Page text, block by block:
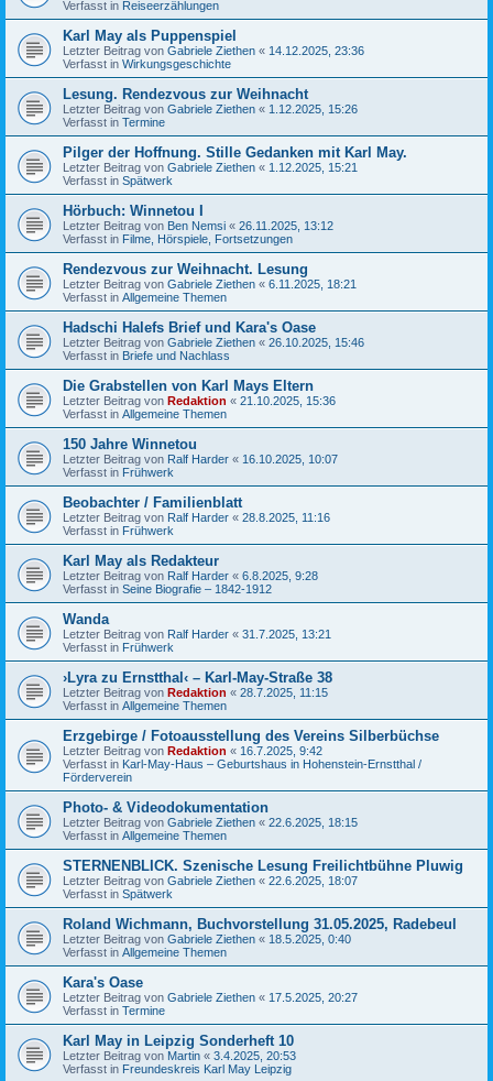
Verfasst in Reiseerzählungen
Karl May als Puppenspiel
Letzter Beitrag von Gabriele Ziethen « 14.12.2025, 23:36
Verfasst in Wirkungsgeschichte
Lesung. Rendezvous zur Weihnacht
Letzter Beitrag von Gabriele Ziethen « 1.12.2025, 15:26
Verfasst in Termine
Pilger der Hoffnung. Stille Gedanken mit Karl May.
Letzter Beitrag von Gabriele Ziethen « 1.12.2025, 15:21
Verfasst in Spätwerk
Hörbuch: Winnetou I
Letzter Beitrag von Ben Nemsi « 26.11.2025, 13:12
Verfasst in Filme, Hörspiele, Fortsetzungen
Rendezvous zur Weihnacht. Lesung
Letzter Beitrag von Gabriele Ziethen « 6.11.2025, 18:21
Verfasst in Allgemeine Themen
Hadschi Halefs Brief und Kara's Oase
Letzter Beitrag von Gabriele Ziethen « 26.10.2025, 15:46
Verfasst in Briefe und Nachlass
Die Grabstellen von Karl Mays Eltern
Letzter Beitrag von Redaktion « 21.10.2025, 15:36
Verfasst in Allgemeine Themen
150 Jahre Winnetou
Letzter Beitrag von Ralf Harder « 16.10.2025, 10:07
Verfasst in Frühwerk
Beobachter / Familienblatt
Letzter Beitrag von Ralf Harder « 28.8.2025, 11:16
Verfasst in Frühwerk
Karl May als Redakteur
Letzter Beitrag von Ralf Harder « 6.8.2025, 9:28
Verfasst in Seine Biografie – 1842-1912
Wanda
Letzter Beitrag von Ralf Harder « 31.7.2025, 13:21
Verfasst in Frühwerk
›Lyra zu Ernstthal‹ – Karl-May-Straße 38
Letzter Beitrag von Redaktion « 28.7.2025, 11:15
Verfasst in Allgemeine Themen
Erzgebirge / Fotoausstellung des Vereins Silberbüchse
Letzter Beitrag von Redaktion « 16.7.2025, 9:42
Verfasst in Karl-May-Haus – Geburtshaus in Hohenstein-Ernstthal /
Förderverein
Photo- & Videodokumentation
Letzter Beitrag von Gabriele Ziethen « 22.6.2025, 18:15
Verfasst in Allgemeine Themen
STERNENBLICK. Szenische Lesung Freilichtbühne Pluwig
Letzter Beitrag von Gabriele Ziethen « 22.6.2025, 18:07
Verfasst in Spätwerk
Roland Wichmann, Buchvorstellung 31.05.2025, Radebeul
Letzter Beitrag von Gabriele Ziethen « 18.5.2025, 0:40
Verfasst in Allgemeine Themen
Kara's Oase
Letzter Beitrag von Gabriele Ziethen « 17.5.2025, 20:27
Verfasst in Termine
Karl May in Leipzig Sonderheft 10
Letzter Beitrag von Martin « 3.4.2025, 20:53
Verfasst in Freundeskreis Karl May Leipzig